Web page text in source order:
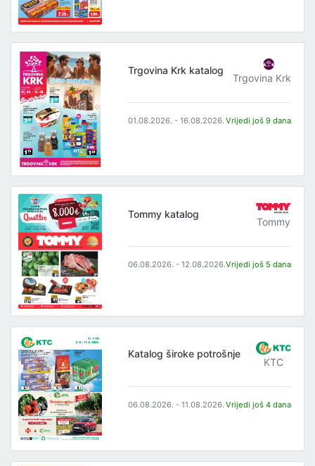
Trgovina Krk katalog
Trgovina Krk
01.08.2026. - 16.08.2026. Vrijedi još 9 dana
Tommy katalog
Tommy
06.08.2026. - 12.08.2026.Vrijedi još 5 dana
Katalog široke potrošnje
KTC
06.08.2026. - 11.08.2026. Vrijedi još 4 dana